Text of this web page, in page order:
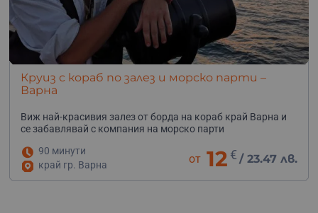
Круиз с кораб по залез и морско парти –
Варна
Виж най-красивия залез от борда на кораб край Варна и
се забавлявай с компания на морско парти
90 минути
край гр. Варна
от 12 € /23.47 лв.